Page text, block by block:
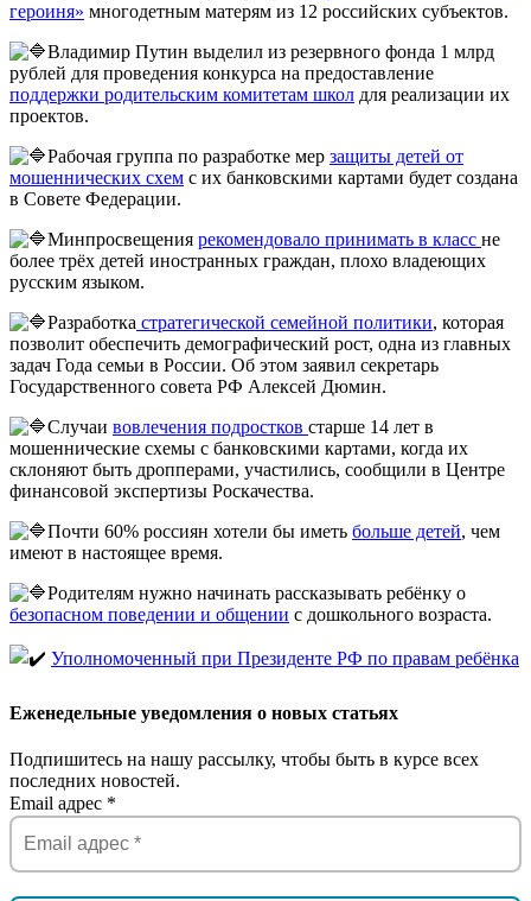
героиня» многодетным матерям из 12 российских субъектов.
Владимир Путин выделил из резервного фонда 1 млрд
рублей для проведения конкурса на предоставление
поддержки родительским комитетам школ для реализации их
проектов.
Рабочая группа по разработке мер защиты детей от
мошеннических схем с их банковскими картами будет создана
в Совете Федерации.
Минпросвещения рекомендовало принимать в класс не
более трёх детей иностранных граждан, плохо владеющих
русским языком.
Разработка стратегической семейной политики, которая
позволит обеспечить демографический рост, одна из главных
задач Года семьи в России. Об этом заявил секретарь
Государственного совета РФ Алексей Дюмин.
Случаи вовлечения подростков старше 14 лет в
мошеннические схемы с банковскими картами, когда их
склоняют быть дропперами, участились, сообщили в Центре
финансовой экспертизы Роскачества.
Почти 60% россиян хотели бы иметь больше детей, чем
имеют в настоящее время.
Родителям нужно начинать рассказывать ребёнку о
безопасном поведении и общении с дошкольного возраста.
Уполномоченный при Президенте РФ по правам ребёнка
Еженедельные уведомления о новых статьях
Подпишитесь на нашу рассылку, чтобы быть в курсе всех
последних новостей.
Email адрес *